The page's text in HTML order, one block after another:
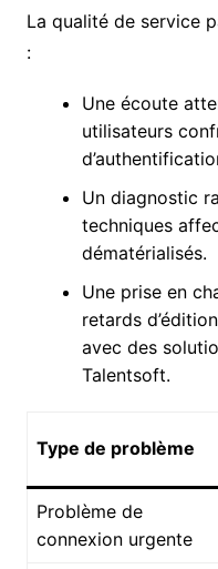
La qualité de service
:
Une écoute
utilisateurs
Un diagnostic
techniques
dématérialisés.
Une prise en
retards
avec des
Talentsoft.
Type de problème
Problème de
connexion urgente